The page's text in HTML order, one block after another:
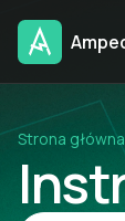
Strona główna